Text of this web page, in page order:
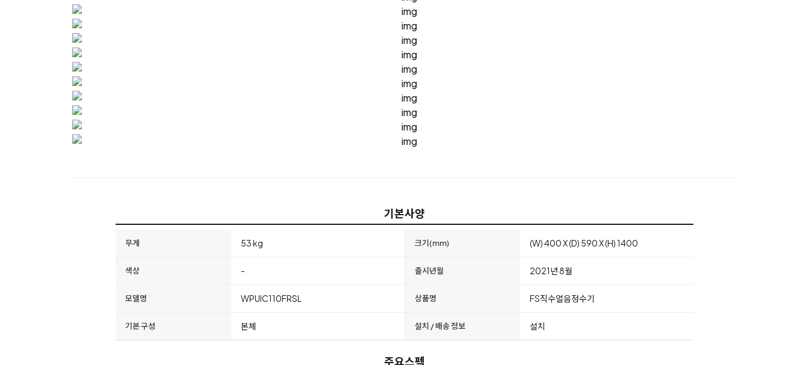
기본사양
무게 53 kg 크기(mm) (W) 400 X (D) 590 X (H) 1400
색상 - 출시년월 2021년 8월
모델명 WPUIC110FRSL 상품명 FS직수얼음정수기
기본 구성 본체 설치 / 배송 정보 설치
주요스펙